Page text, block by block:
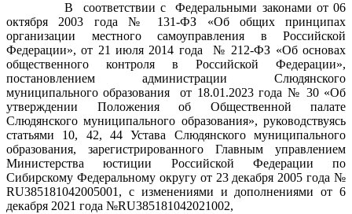
В соответствии с Федеральными законами от 06
октября 2003 года № 131-ФЗ «Об общих принципах
организации местного самоуправления в Российской
Федерации», от 21 июля 2014 года № 212-ФЗ «Об основах
общественного контроля в Российской Федерации»,
постановлением администрации Слюдянского
муниципального образования от 18.01.2023 года № 30 «Об
утверждении Положения об Общественной палате
Слюдянского муниципального образования», руководствуясь
статьями 10, 42, 44 Устава Слюдянского муниципального
образования, зарегистрированного Главным управлением
Министерства юстиции Российской Федерации по
Сибирскому Федеральному округу от 23 декабря 2005 года №
RU385181042005001, с изменениями и дополнениями от 6
декабря 2021 года №RU385181042021002,